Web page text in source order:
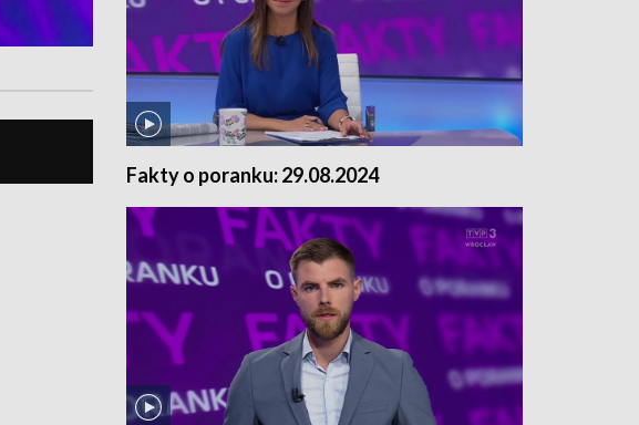
Fakty o poranku: 29.08.2024